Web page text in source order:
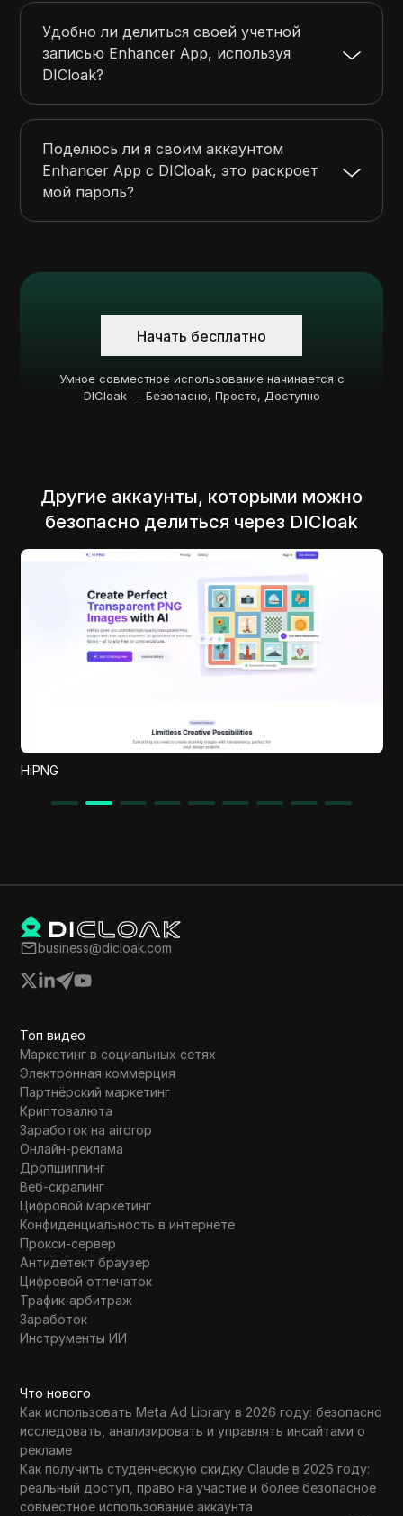
Удобно ли делиться своей учетной
записью Enhancer App, используя
DICloak?
Поделюсь ли я своим аккаунтом
Enhancer App с DICloak, это раскроет
мой пароль?
Начать бесплатно
Умное совместное использование начинается с
DICloak — Безопасно, Просто, Доступно
Другие аккаунты, которыми можно
безопасно делиться через DICloak
BestModelAI
business@dicloak.com
Топ видео
Маркетинг в социальных сетях
Электронная коммерция
Партнёрский маркетинг
Криптовалюта
Заработок на airdrop
Онлайн-реклама
Дропшиппинг
Веб-скрапинг
Цифровой маркетинг
Конфиденциальность в интернете
Прокси-сервер
Антидетект браузер
Цифровой отпечаток
Трафик-арбитраж
Заработок
Инструменты ИИ
Что нового
Как использовать Meta Ad Library в 2026 году: безопасно
исследовать, анализировать и управлять инсайтами о
рекламе
Как получить студенческую скидку Claude в 2026 году:
реальный доступ, право на участие и более безопасное
совместное использование аккаунта